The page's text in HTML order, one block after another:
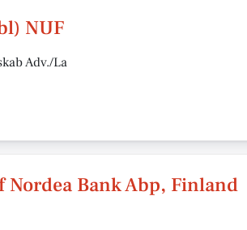
NUF
Adv./La
Bank Abp, Finland